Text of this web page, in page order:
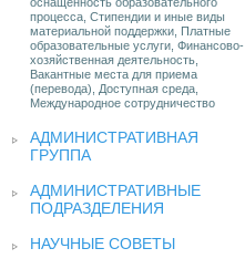
процесса, Стипендии и иные виды
материальной поддержки, Платные
образовательные услуги, Финансово-
хозяйственная деятельность,
Вакантные места для приема
(перевода), Доступная среда,
Международное сотрудничество
АДМИНИСТРАТИВНАЯ
ГРУППА
АДМИНИСТРАТИВНЫЕ
ПОДРАЗДЕЛЕНИЯ
НАУЧНЫЕ СОВЕТЫ